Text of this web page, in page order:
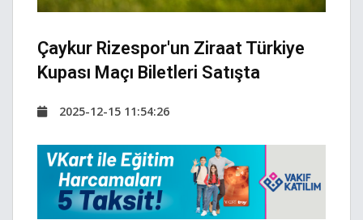
Çaykur Rizespor'un Ziraat Türkiye
Kupası Maçı Biletleri Satışta
2025-12-15 11:54:26